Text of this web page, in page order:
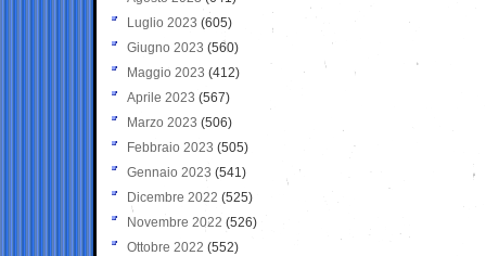
Luglio 2023 (605)
Giugno 2023 (560)
Maggio 2023 (412)
Aprile 2023 (567)
Marzo 2023 (506)
Febbraio 2023 (505)
Gennaio 2023 (541)
Dicembre 2022 (525)
Novembre 2022 (526)
Ottobre 2022 (552)